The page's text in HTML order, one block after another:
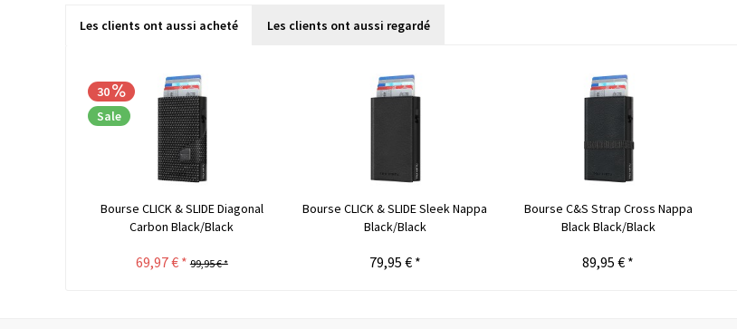
Les clients ont aussi acheté Les clients ont aussi regardé
30
Sale
Bourse CLICK & SLIDE Diagonal
Carbon Black/Black
69,97 € * 99,95 € *
Bourse CLICK & SLIDE Sleek Nappa
Black/Black
79,95 € *
Bourse C&S Strap Cross Nappa
Black Black/Black
89,95 € *